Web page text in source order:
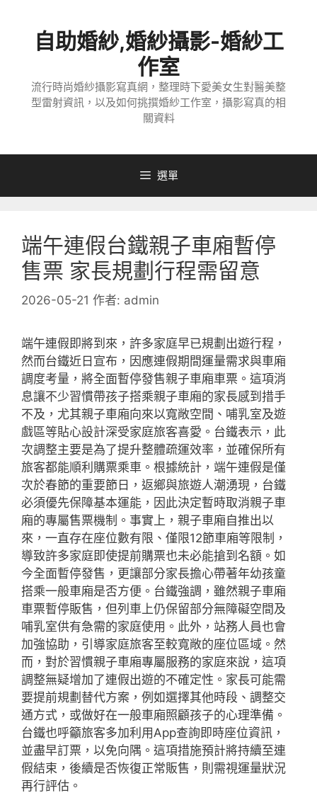
自助婚紗,婚紗攝影-婚紗工
作室
流行時尚婚紗攝影寫真網，整理時下愛美女生對醫美整
型雷射資訊，以及如何挑撰婚紗工作室，攝影寫真的相
關資料
選單
端午連假台鐵親子車廂暫停
售票 家長規劃行程需留意
2026-05-21 作者: admin
端午連假即將到來，許多家庭早已規劃出遊行程，
然而台鐵近日宣布，因應連假期間運量需求與車廂
調度考量，將全面暫停發售親子車廂車票。這項消
息讓不少習慣帶孩子搭乘親子車廂的家長感到措手
不及，尤其親子車廂向來以寬敞空間、哺乳室及遊
戲區等貼心設計深受家庭旅客喜愛。台鐵表示，此
次調整主要是為了提升整體疏運效率，並確保所有
旅客都能順利購票乘車。根據統計，端午連假是僅
次於春節的重要節日，返鄉與旅遊人潮湧現，台鐵
必須優先保障基本運能，因此決定暫時取消親子車
廂的專屬售票機制。事實上，親子車廂自推出以
來，一直存在座位數有限、僅限12節車廂等限制，
導致許多家庭即使提前購票也未必能搶到名額。如
今全面暫停發售，更讓部分家長擔心帶著年幼孩童
搭乘一般車廂是否方便。台鐵強調，雖然親子車廂
車票暫停販售，但列車上仍保留部分無障礙空間及
哺乳室供有急需的家庭使用。此外，站務人員也會
加強協助，引導家庭旅客至較寬敞的座位區域。然
而，對於習慣親子車廂專屬服務的家庭來說，這項
調整無疑增加了連假出遊的不確定性。家長可能需
要提前規劃替代方案，例如選擇其他時段、調整交
通方式，或做好在一般車廂照顧孩子的心理準備。
台鐵也呼籲旅客多加利用App查詢即時座位資訊，
並盡早訂票，以免向隅。這項措施預計將持續至連
假結束，後續是否恢復正常販售，則需視運量狀況
再行評估。